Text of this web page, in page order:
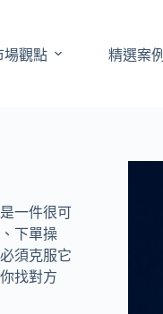
場觀點 精選案例
一件很可
下單操
須克服它
找對方